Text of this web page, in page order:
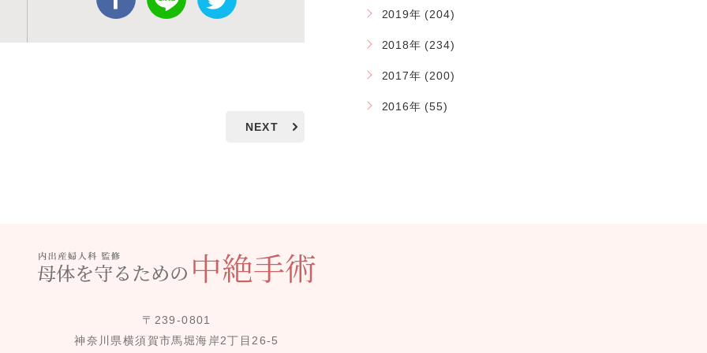
NEXT
2019年 (204)
2018年 (234)
2017年 (200)
2016年 (55)
〒239-0801
神奈川県横須賀市馬堀海岸2丁目26-5